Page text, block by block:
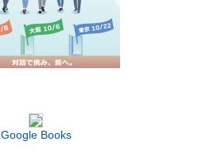
Google Books